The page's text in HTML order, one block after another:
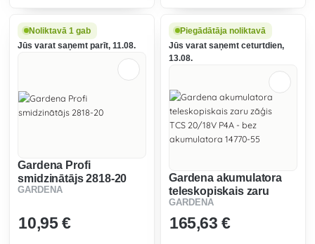
Noliktavā 1 gab
Jūs varat saņemt parīt, 11.08.
Gardena Profi
smidzinātājs 2818-20
GARDENA
10,95 €
Piegādātāja noliktavā
Jūs varat saņemt ceturtdien,
13.08.
Gardena akumulatora
teleskopiskais zaru
zāģis TCS 20/18V P4A -
bez akumulatora 14770-
55
GARDENA
165,63 €